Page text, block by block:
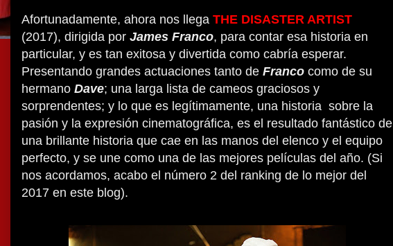
Afortunadamente, ahora nos llega THE DISASTER ARTIST
(2017), dirigida por James Franco, para contar esa historia en
particular, y es tan exitosa y divertida como cabría esperar.
Presentando grandes actuaciones tanto de Franco como de su
hermano Dave; una larga lista de cameos graciosos y
sorprendentes; y lo que es legítimamente, una historia sobre la
pasión y la expresión cinematográfica, es el resultado fantástico de
una brillante historia que cae en las manos del elenco y el equipo
perfecto, y se une como una de las mejores películas del año. (Si
nos acordamos, acabo el número 2 del ranking de lo mejor del
2017 en este blog).